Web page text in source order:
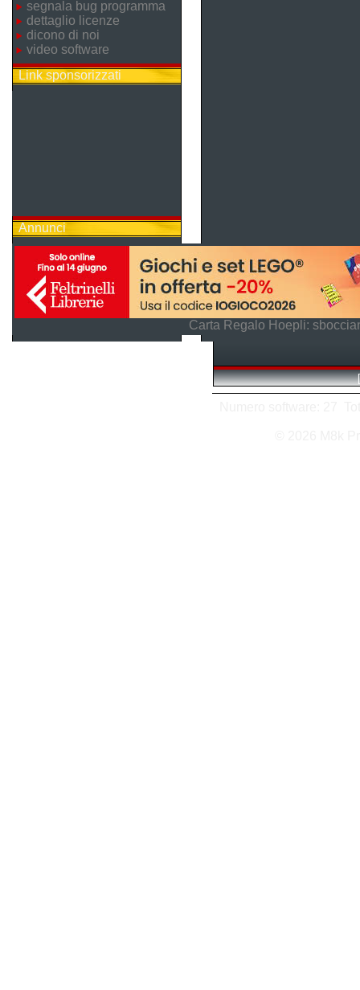
segnala bug programma
dettaglio licenze
dicono di noi
video software
Link sponsorizzati
Annunci
Carta Regalo Hoepli:
[